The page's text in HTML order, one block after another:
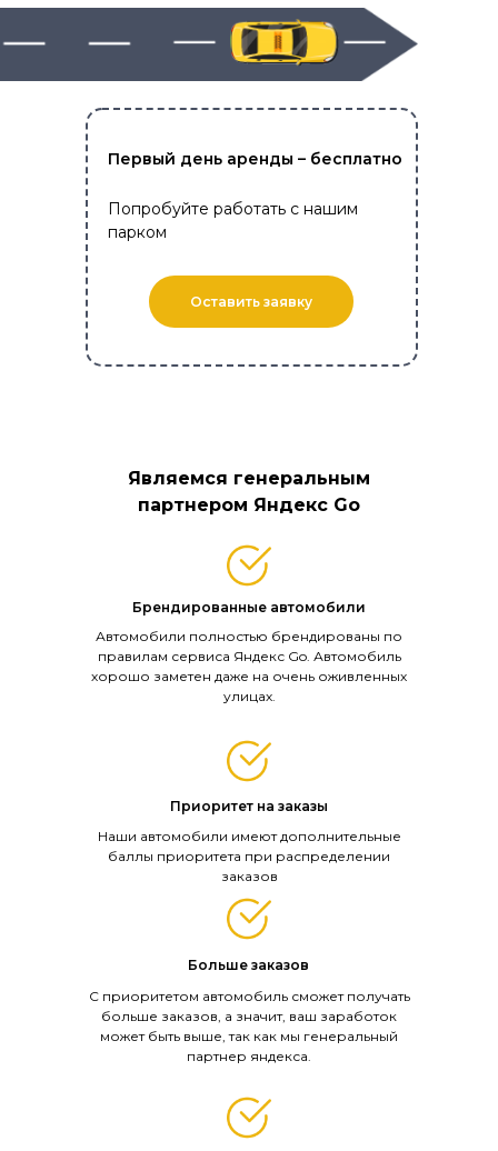
Попробуйте работать с нашим
парком
Первый день аренды – бесплатно
Оставить заявку
Автомобили полностью брендированы по
правилам сервиса Яндекс Go. Автомобиль
хорошо заметен даже на очень оживленных
улицах.
Наши автомобили имеют дополнительные
баллы приоритета при распределении
заказов
С приоритетом автомобиль сможет получать
больше заказов, а значит, ваш заработок
может быть выше, так как мы генеральный
партнер яндекса.
Брендированные автомобили
Приоритет на заказы
Больше заказов
Являемся генеральным
партнером Яндекс Go